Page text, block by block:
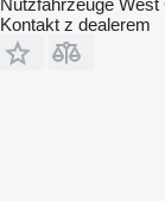
Nutzfahrzeuge West
Kontakt z dealerem